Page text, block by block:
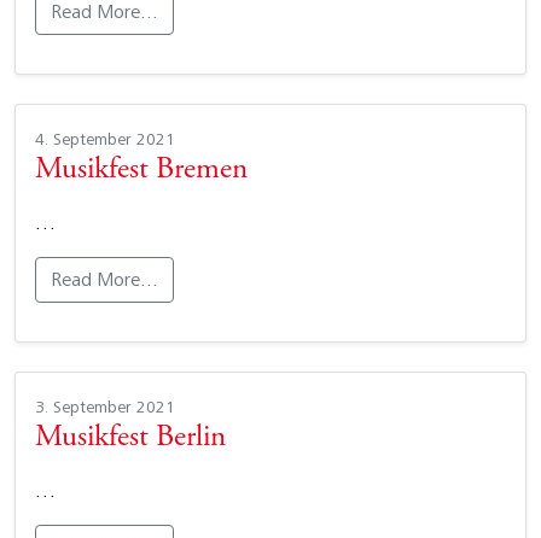
Read More…
4. September 2021
Musikfest Bremen
…
Read More…
3. September 2021
Musikfest Berlin
…